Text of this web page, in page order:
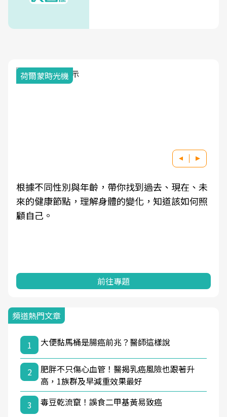
荷爾蒙時光機
根據不同性別與年齡，帶你找到過去、現在、未
來的健康節點，理解身體的變化，知道該如何照
顧自己。
前往專題
頻道熱門文章
1 大便黏馬桶是腸癌前兆？醫師這樣說
2
肥胖不只傷心血管！醫揭乳癌風險也跟著升
高，1族群及早減重效果最好
3
毒豆乾流竄！誤食二甲基黃易致癌